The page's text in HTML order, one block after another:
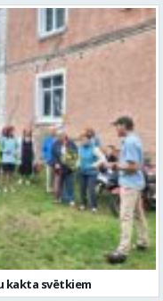
kakta svētkiem